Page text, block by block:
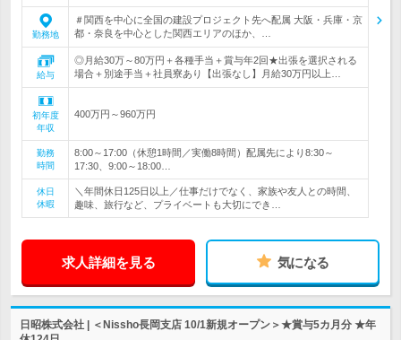
勤務地
＃関西を中心に全国の建設プロジェクト先へ配属 大阪・兵庫・京
都・奈良を中心とした関西エリアのほか、…
給与
◎月給30万～80万円＋各種手当＋賞与年2回★出張を選択される
場合＋別途手当＋社員寮あり【出張なし】月給30万円以上…
初年度
年収
400万円～960万円
勤務
時間
8:00～17:00（休憩1時間／実働8時間）配属先により8:30～
17:30、9:00～18:00…
休日
休暇
＼年間休日125日以上／仕事だけでなく、家族や友人との時間、
趣味、旅行など、プライベートも大切にでき…
求人詳細を見る 気になる
日昭株式会社 | ＜Nissho長岡支店 10/1新規オープン＞★賞与5カ月分 ★年